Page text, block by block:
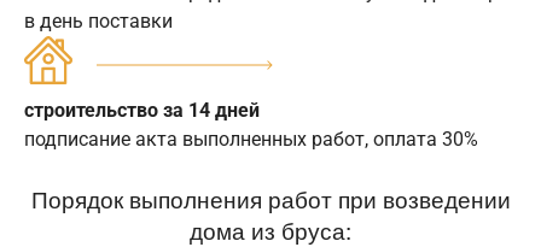
в день поставки
строительство за 14 дней
подписание акта выполненных работ, оплата 30%
Порядок выполнения работ при возведении
дома из бруса: